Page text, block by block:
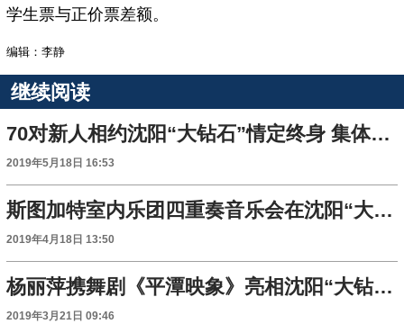
学生票与正价票差额。
编辑：李静
继续阅读
70对新人相约沈阳“大钻石”情定终身 集体献唱向祖国献礼
2019年5月18日 16:53
斯图加特室内乐团四重奏音乐会在沈阳“大钻石”举行
2019年4月18日 13:50
杨丽萍携舞剧《平潭映象》亮相沈阳“大钻石”
2019年3月21日 09:46